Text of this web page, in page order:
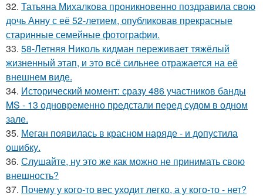
32. Татьяна Михалкова проникновенно поздравила свою
дочь Анну с её 52-летием, опубликовав прекрасные
старинные семейные фотографии.
33. 58-Летняя Николь кидман переживает тяжёлый
жизненный этап, и это всё сильнее отражается на её
внешнем виде.
34. Исторический момент: сразу 486 участников банды
MS - 13 одновременно предстали перед судом в одном
зале.
35. Меган появилась в красном наряде - и допустила
ошибку.
36. Слушайте, ну это же как можно не принимать свою
внешность?
37. Почему у кого-то вес уходит легко, а у кого-то - нет?